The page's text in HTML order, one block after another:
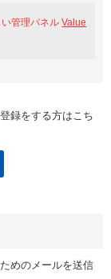
い管理パネルValue
録をする方はこち
めのメールを送信